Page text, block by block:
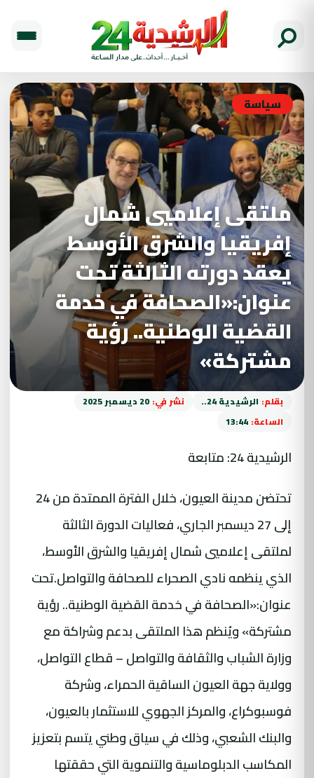
سياسة
ملتقى إعلاميي شمال
إفريقيا والشرق الأوسط
يعقد دورته الثالثة تحت
عنوان:«الصحافة في خدمة
القضية الوطنية.. رؤية
مشتركة»
بقلم: الرشيدية 24.. نشر في: 20 ديسمبر 2025
الساعة: 13:44
الرشيدية 24: متابعة
تحتضن مدينة العيون، خلال الفترة الممتدة من 24
إلى 27 ديسمبر الجاري، فعاليات الدورة الثالثة
لملتقى إعلاميي شمال إفريقيا والشرق الأوسط،
الذي ينظمه نادي الصحراء للصحافة والتواصل.تحت
عنوان:«الصحافة في خدمة القضية الوطنية.. رؤية
مشتركة» ويُنظم هذا الملتقى بدعم وشراكة مع
وزارة الشباب والثقافة والتواصل – قطاع التواصل،
وولاية جهة العيون الساقية الحمراء، وشركة
فوسبوكراع، والمركز الجهوي للاستثمار بالعيون،
والبنك الشعبي، وذلك في سياق وطني يتسم بتعزيز
المكاسب الدبلوماسية والتنموية التي حققتها